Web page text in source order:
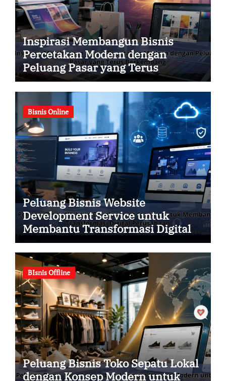
Inspirasi Membangun Bisnis
Percetakan Modern dengan
Peluang Pasar yang Terus
Berkembang
Bisnis Online
Peluang Bisnis Website
Development Service untuk
Membantu Transformasi Digital
Perusahaan
BIsnis Offline
Peluang Bisnis Toko Sepatu Lokal
dengan Konsep Modern untuk